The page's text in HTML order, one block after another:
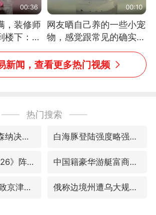
00:36
，装修师
楼下：出
墙
00:10
网友晒自己养的一些小宠
物，感觉跟常见的确实有
些不一样
新闻，查看更多热门视频
热门搜索
国足U17与阿森纳决赛取消 并列冠军 白海豚登陆强度略强于巴威
《披荆斩棘2026》阵容官宣 中国籍豪华游艇富商之子在泰国被杀
白海豚北上或致京津冀暴雨 俄称边境州遭乌大规模袭击已致13伤